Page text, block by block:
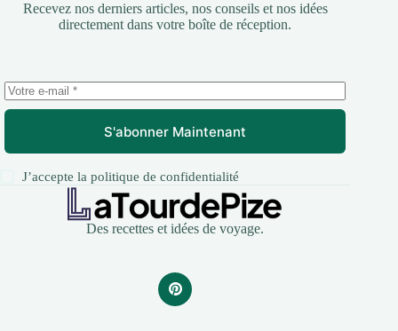
Recevez nos derniers articles, nos conseils et nos idées
directement dans votre boîte de réception.
S'abonner Maintenant
J’accepte lapolitique de confidentialité
Des recettes et idées de voyage.